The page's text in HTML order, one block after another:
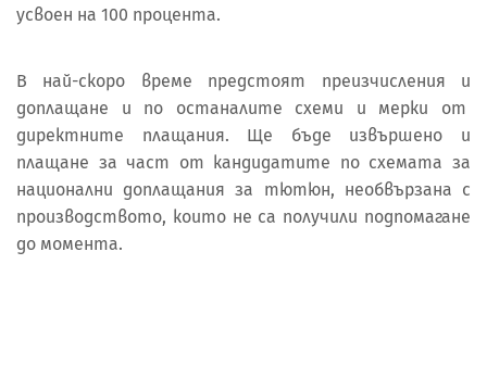
усвоен на 100 процента.
В най-скоро време предстоят преизчисления и
доплащане и по останалите схеми и мерки от
директните плащания. Ще бъде извършено и
плащане за част от кандидатите по схемата за
национални доплащания за тютюн, необвързана с
производството, които не са получили подпомагане
до момента.